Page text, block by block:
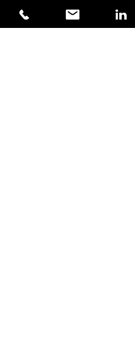
requiere precisión, control
un enfoque en la